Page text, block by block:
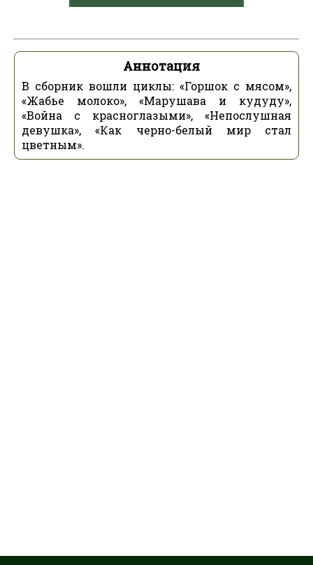
Аннотация
В сборник вошли циклы: «Горшок с мясом»,
«Жабье молоко», «Марушава и кудуду»,
«Война с красноглазыми», «Непослушная
девушка», «Как черно-белый мир стал
цветным».